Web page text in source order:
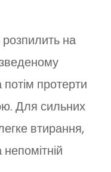
на
потім протерти
Для сильних
втирання,